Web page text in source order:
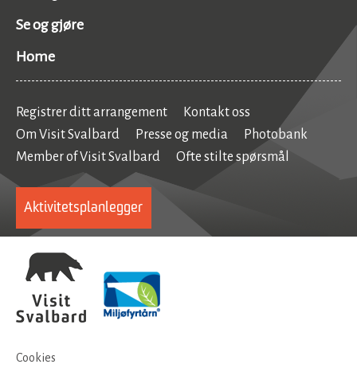
Se og gjøre
Home
Registrer ditt arrangement
Kontakt oss
Om Visit Svalbard
Presse og media
Photobank
Member of Visit Svalbard
Ofte stilte spørsmål
Aktivitetsplanlegger
Cookies